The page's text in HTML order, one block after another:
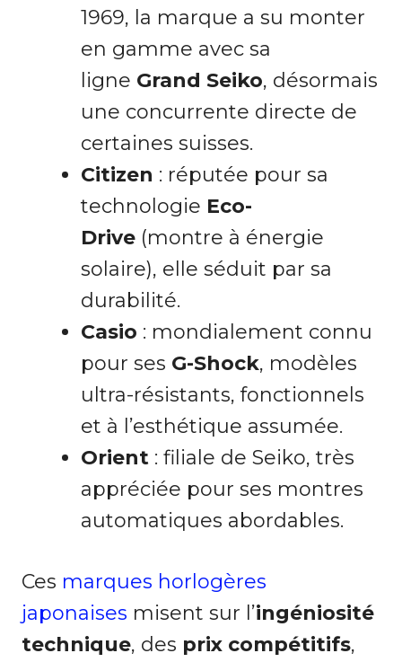
1969, la marque a su monter
en gamme avec sa
ligne Grand Seiko, désormais
une concurrente directe de
certaines suisses.
Citizen : réputée pour sa
technologie Eco-
Drive (montre à énergie
solaire), elle séduit par sa
durabilité.
Casio : mondialement connu
pour ses G-Shock, modèles
ultra-résistants, fonctionnels
et à l’esthétique assumée.
Orient : filiale de Seiko, très
appréciée pour ses montres
automatiques abordables.
Ces marques horlogères
japonaises misent sur l’ingéniosité
technique, des prix compétitifs,